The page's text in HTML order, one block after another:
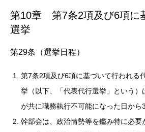
第10章 第7条2項及び6項に
選挙
第29条（選挙日程）
第7条2項及び6項に基づいて行われる
挙（以下、「代表代行選挙」という）
が共に職務執行不可能になった日から
幹部会は、政治情勢等を鑑み特に必要